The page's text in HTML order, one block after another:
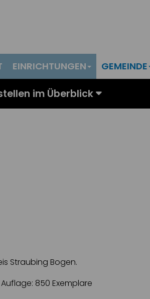
EINRICHTUNGEN GEMEINDE
Straubing Bogen.
850 Exemplare